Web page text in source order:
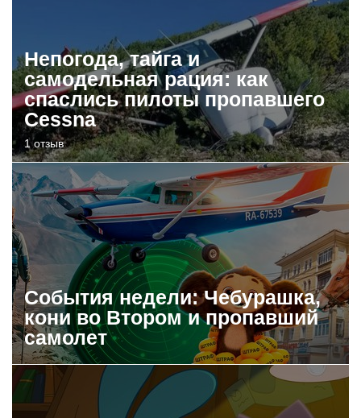
Непогода, тайга и
самодельная рация: как
спаслись пилоты пропавшего
Cessna
1 отзыв
События недели: Чебурашка,
кони во Втором и пропавший
самолет